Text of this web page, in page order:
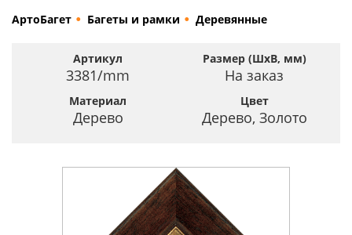
АртоБагет Багеты и рамки Деревянные
Артикул
3381/mm
Размер (ШхВ, мм)
На заказ
Материал
Дерево
Цвет
Дерево, Золото